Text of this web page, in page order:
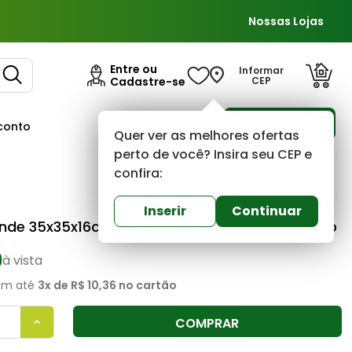
Nossas Lojas
Entre ou
Cadastre-se
Informar
CEP
Quer ver as melhores ofertas
perto de você? Insira seu CEP e
confira:
Inserir Continuar
Dello 0 (0)
35x35x16cm Organizadora Linho Coral Dello
à vista
até 3x de R$ 10,36 no cartão
COMPRAR